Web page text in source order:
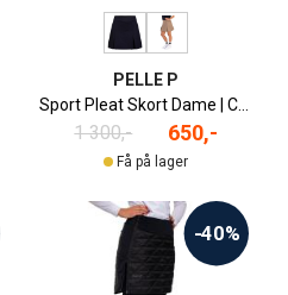
PELLE P
Sport Pleat Skort Dame | Cyclamen
1 300,- 650,-
Få på lager
-40%